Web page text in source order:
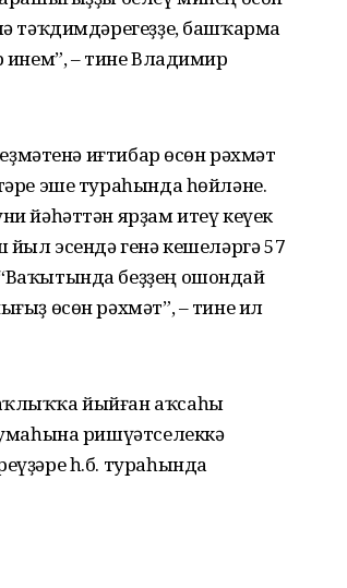
тәҡдимдәрегеҙҙе, башҡарма
инем”, – тине Владимир
иғтибар өсөн рәхмәт
эше тураһында һөйләне.
йәһәттән ярҙам итеү кеүек
эсендә генә кешеләргә 57
беҙҙең ошондай
өсөн рәхмәт”, – тине ил
йыйған аҡсаһы
ришүәтселеккә
һ.б. тураһында